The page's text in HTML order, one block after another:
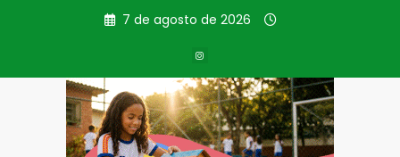
7 de agosto de 2026